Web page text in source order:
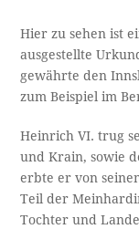
Hier zu sehen ist
ausgestellte
gewährte den
zum Beispiel im
Heinrich VI. trug
und Krain, sowie
erbte er von
Teil der
Tochter und